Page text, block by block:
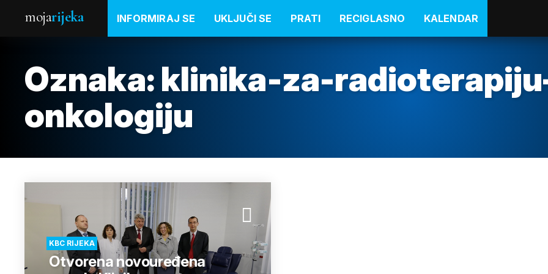
mojarijeka INFORMIRAJ SE UKLJUČI SE PRATI RECIGLASNO KALENDAR
Oznaka: klinika-za-
onkologiju
KBC RIJEKA
Otvorena novouređena